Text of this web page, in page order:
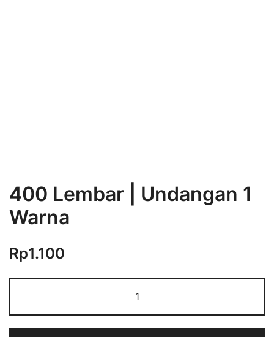
400 Lembar | Undangan 1
Warna
Rp1.100